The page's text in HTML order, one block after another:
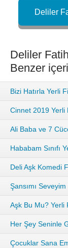
Deliler
Deliler
Benzer
Bizi Hatırla Yerli
Cinnet 2019 Yerli
Ali Baba ve 7
Hababam Sınıfı
Deli Aşk Komedi
Şansımı
Aşk Bu Mu? Yerli
Her Şey Seninle
Çocuklar Sana